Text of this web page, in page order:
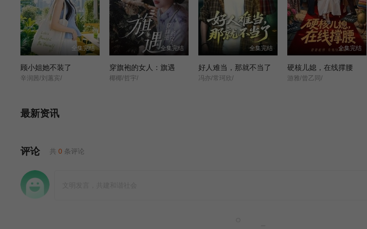
全集完结
顾小姐她不装了
辛润茜/刘蕙宾/
全集完结
穿旗袍的女人：旗遇
椰椰/哲宇/
全集完结
好人难当，那就不当了
冯亦/常珂欣/
全集完结
硬核儿媳，在线撑腰
游雅/曾乙同/
最新资讯
评论 共 0 条评论